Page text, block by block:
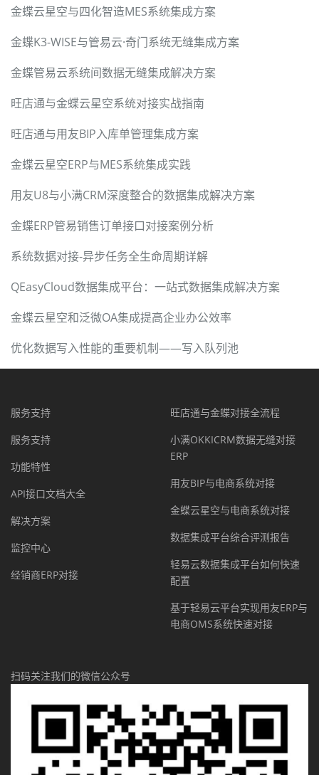
金蝶云星空与四化智造MES系统集成方案
金蝶K3-WISE与管易云·奇门系统无缝集成方案
金蝶管易云系统间数据无缝集成解决方案
旺店通与金蝶云星空系统对接实战指南
旺店通与用友BIP入库单管理集成方案
金蝶云星空ERP与MES系统集成实践
用友U8与小满CRM深度整合的数据集成解决方案
金蝶ERP管易销售订单接口对接案例分析
系统数据对接-异步任务全生命周期详解
QEasyCloud数据集成平台：一站式数据集成解决方案
金蝶云星空和泛微OA集成提高企业办公效率
优化数据写入性能的重要机制——写入队列池
服务支持
服务支持
功能特性
API接口文档大全
解决方案
监控中心
经销商ERP对接
旺店通与金蝶对接全流程
小满OKKICRM数据无缝对接
ERP
用友BIP与电商系统对接
金蝶云星空与电商系统对接
数据集成平台综合评测报告
轻易云数据集成平台如何快速
配置
基于轻易云平台实现用友ERP与
电商OMS系统快速对接
扫码关注我们的微信公众号